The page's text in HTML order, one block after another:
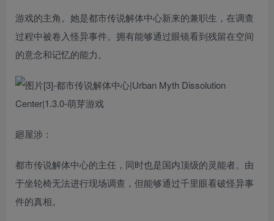
游戏的主角。她是都市传说解体中心新来的兼职生，在调查
过程中被卷入怪异事件。拥有能够通过眼镜看到残留在空间
的意念和记忆的能力。
廻屋涉：
都市传说解体中心的主任，同时也是国内顶级的灵能者。由
于坐轮椅无法进行现场调查，但能够通过千里眼看破怪异事
件的真相。